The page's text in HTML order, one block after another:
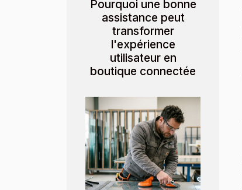
Pourquoi une bonne
assistance peut
transformer
l'expérience
utilisateur en
boutique connectée